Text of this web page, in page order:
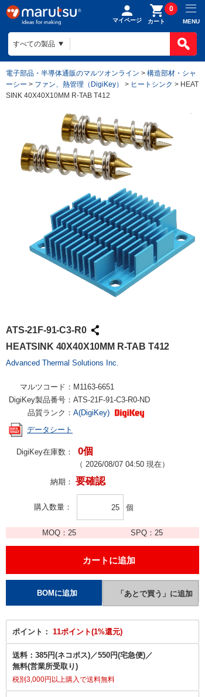
マイページ カート
0
MENU
電子部品・半導体通販のマルツオンライン > 構造部材・シャ
ーシー > ファン、熱管理（DigiKey） > ヒートシンク > HEAT
SINK 40X40X10MM R-TAB T412
ATS-21F-91-C3-R0
HEATSINK 40X40X10MM R-TAB T412
Advanced Thermal Solutions Inc.
マルツコード： M1163-6651
DigiKey製品番号： ATS-21F-91-C3-R0-ND
品質ランク： A(DigiKey)
データシート
DigiKey在庫数： 0個
（ 2026/08/07 04:50 現在）
納期： 要確認
購入数量 個
MOQ： 25 SPQ：25
ポイント： 11ポイント(1%還元)
送料： 385円(ネコポス)／550円(宅急便)／
無料(営業所受取り)
税別3,000円以上購入で送料無料